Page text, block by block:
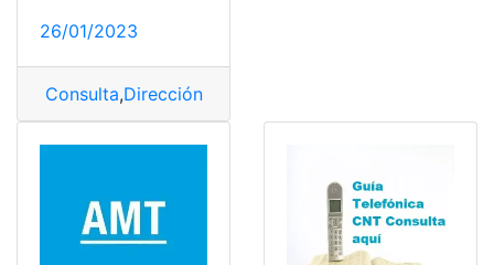
26/01/2023
Consulta,Dirección y puntos de venta